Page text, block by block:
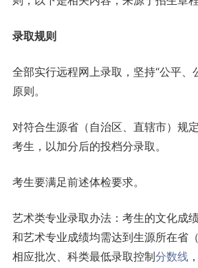
录取规则
全部实行远程网上录取，坚持“公平、
原则。
对符合生源省（自治区、直辖市）规
考生，以加分后的投档分录取。
考生要满足前述体检要求。
艺术类专业录取办法：考生的文化成
和艺术专业成绩均需达到生源所在省
相应批次、科类最低录取控制分数线